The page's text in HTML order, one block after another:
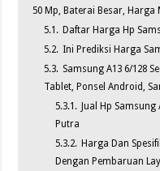
50 Mp, Baterai Besar, Harga
5.1. Daftar Harga Hp
5.2. Ini Prediksi Harga
5.3. Samsung A13 6/128
Tablet, Ponsel Android,
5.3.1. Jual Hp
Putra
5.3.2. Harga Dan
Dengan Pembaruan